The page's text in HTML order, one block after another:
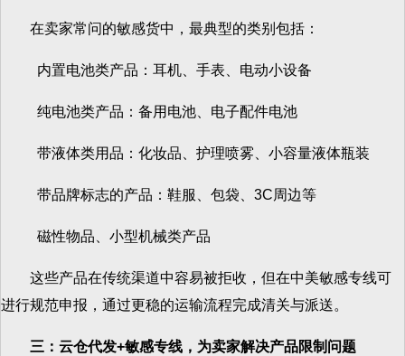
在卖家常问的敏感货中，最典型的类别包括：
内置电池类产品：耳机、手表、电动小设备
纯电池类产品：备用电池、电子配件电池
带液体类用品：化妆品、护理喷雾、小容量液体瓶装
带品牌标志的产品：鞋服、包袋、3C周边等
磁性物品、小型机械类产品
这些产品在传统渠道中容易被拒收，但在中美敏感专线可
进行规范申报，通过更稳的运输流程完成清关与派送。
三：云仓代发+敏感专线，为卖家解决产品限制问题